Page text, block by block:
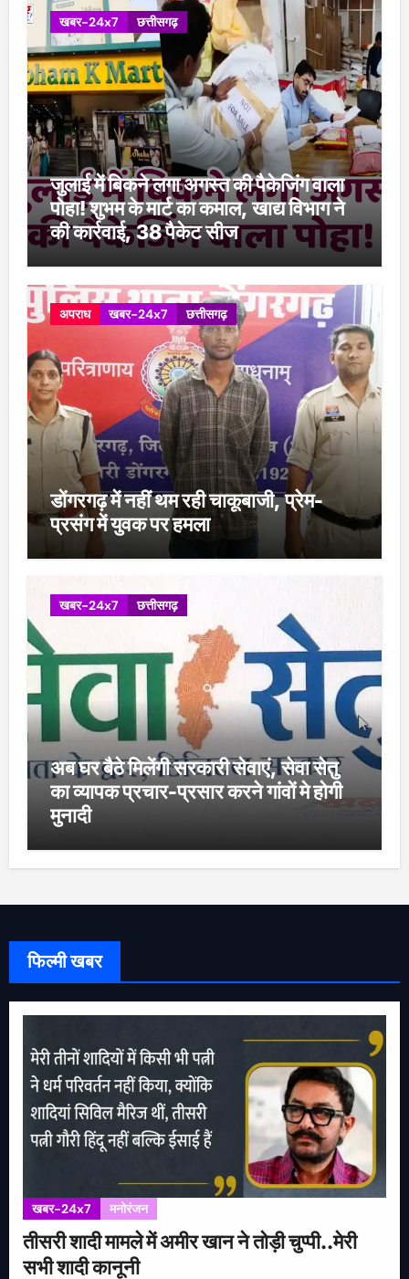
खबर-24x7 छत्तीसगढ़
जुलाई में बिकने लगा अगस्त की पैकेजिंग वाला
पोहा! शुभम के मार्ट का कमाल, खाद्य विभाग ने
की कार्रवाई, 38 पैकेट सीज
अपराध खबर-24x7 छत्तीसगढ़
डोंगरगढ़ में नहीं थम रही चाकूबाजी, प्रेम-
प्रसंग में युवक पर हमला
खबर-24x7 छत्तीसगढ़
अब घर बैठे मिलेंगी सरकारी सेवाएं, सेवा सेतु
का व्यापक प्रचार-प्रसार करने गांवों मे होगी
मुनादी
फिल्मी खबर
खबर-24x7 मनोरंजन
तीसरी शादी मामले में अमीर खान ने तोड़ी चुप्पी..मेरी
सभी शादी कानूनी